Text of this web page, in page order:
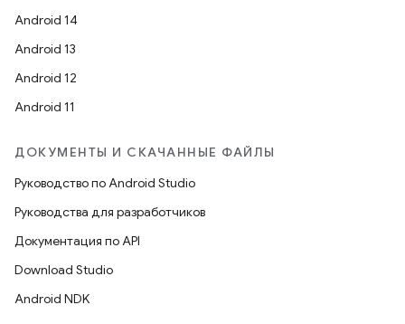
Android 14
Android 13
Android 12
Android 11
ДОКУМЕНТЫ И СКАЧАННЫЕ ФАЙЛЫ
Руководство по Android Studio
Руководства для разработчиков
Документация по API
Download Studio
Android NDK